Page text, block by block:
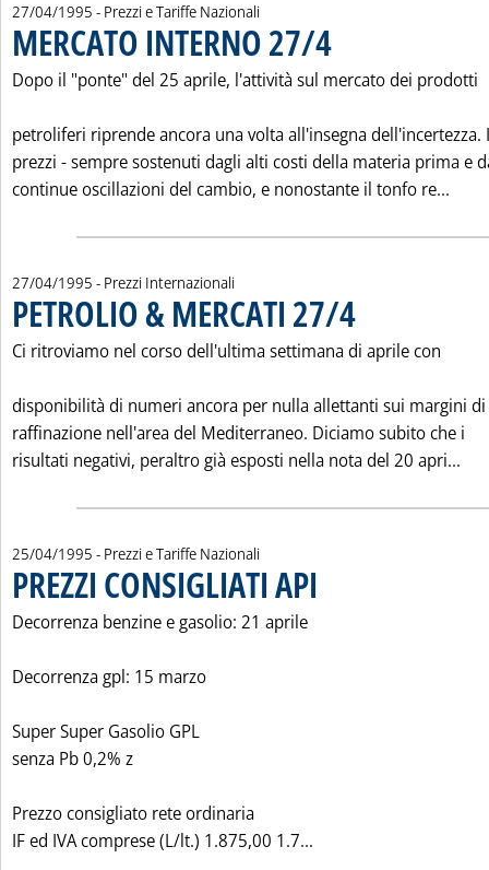
27/04/1995 - Prezzi e Tariffe Nazionali
MERCATO INTERNO 27/4
Dopo il "ponte" del 25 aprile, l'attività sul mercato dei prodotti
petroliferi riprende ancora una volta all'insegna dell'incertezza. I
prezzi - sempre sostenuti dagli alti costi della materia prima e
continue oscillazioni del cambio, e nonostante il tonfo re...
27/04/1995 - Prezzi Internazionali
PETROLIO & MERCATI 27/4
Ci ritroviamo nel corso dell'ultima settimana di aprile con
disponibilità di numeri ancora per nulla allettanti sui margini di
raffinazione nell'area del Mediterraneo. Diciamo subito che i
risultati negativi, peraltro già esposti nella nota del 20 apri...
25/04/1995 - Prezzi e Tariffe Nazionali
PREZZI CONSIGLIATI API
Decorrenza benzine e gasolio: 21 aprile
Decorrenza gpl: 15 marzo
Super Super Gasolio GPL
senza Pb 0,2% z
Prezzo consigliato rete ordinaria
IF ed IVA comprese (L/lt.) 1.875,00 1.7...